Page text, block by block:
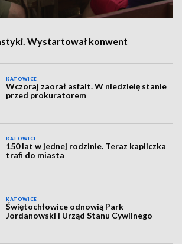
Wystartował konwent
KATOWICE
Wczoraj zaorał asfalt. W niedzielę stanie
przed prokuratorem
KATOWICE
150 lat w jednej rodzinie. Teraz kapliczka
trafi do miasta
KATOWICE
Świętochłowice odnowią Park
Jordanowski i Urząd Stanu Cywilnego